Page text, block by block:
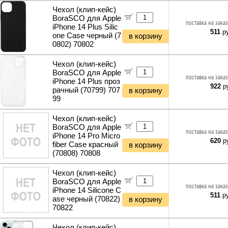
Кабель сетевой (патч-корды)
Кабель сетевой (бухты)
Кабель телефонный
Кабель силовой (бухты)
Аксессуары для майнинга
Планки и панели портов
Органайзеры для кабелей
Стяжки для кабелей
Кабели и переходники прочие
Автомасла
Аксессуары для автомобиля
Садовые измельчители
Газонокосилки и триммеры
Культиваторы и мотоблоки
Снегоуборщики и подметальщики
Мотобуры
Отбойные молотки
Вибротехника
Бетономешалки
Садовые инструменты
Наборы инструментов
Хранение инструментов
Удлинители силовые
Фонари и мобильные светильники
Мультитулы и ножи
Инструменты и техника прочее
Светодиодные прожекторы
Фитосветильники и фитолампы
Светильники настольные
Фонари и мобильные светильники
Ночники и декоративные светильники
Гирлянды и гибкий неон
Чехол (клип-кейс)
BoraSCO для Apple
iPhone 14 Plus Silic
one Case черный (7
0802) 70802
в корзину
поставка на
511
Чехол (клип-кейс)
BoraSCO для Apple
iPhone 14 Plus проз
рачный (70799) 707
99
в корзину
поставка на
922
Чехол (клип-кейс)
BoraSCO для Apple
iPhone 14 Pro Micro
fiber Case красный
(70808) 70808
в корзину
поставка на
620
Чехол (клип-кейс)
BoraSCO для Apple
iPhone 14 Silicone C
ase черный (70822)
70822
в корзину
поставка на
511